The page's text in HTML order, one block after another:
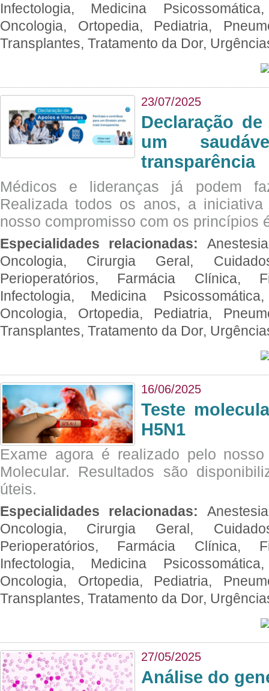
Infectologia, Medicina
Oncologia, Ortopedia, Pediatria,
Transplantes, Tratamento da Dor,
23/07/2025
Declaração
um
transparência
Médicos e lideranças já podem
Realizada todos os anos, a
nosso compromisso com os princípios
Especialidades relacionadas:
Oncologia, Cirurgia Geral,
Perioperatórios, Farmácia Clínica,
Infectologia, Medicina
Oncologia, Ortopedia, Pediatria,
Transplantes, Tratamento da Dor,
16/06/2025
Teste
H5N1
Exame agora é realizado pelo
Molecular. Resultados são
úteis.
Especialidades relacionadas:
Oncologia, Cirurgia Geral,
Perioperatórios, Farmácia Clínica,
Infectologia, Medicina
Oncologia, Ortopedia, Pediatria,
Transplantes, Tratamento da Dor,
27/05/2025
Análise do